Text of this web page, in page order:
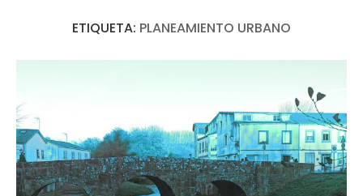
ETIQUETA: PLANEAMIENTO URBANO